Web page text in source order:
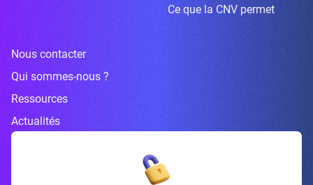
Ce que la CNV permet
Nous contacter
Qui sommes-nous ?
Ressources
Actualités
Inscrivez-vous à la newsletter